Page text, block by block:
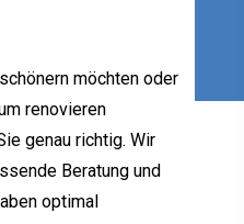
möchten oder
renovieren
genau richtig. Wir
Beratung und
optimal